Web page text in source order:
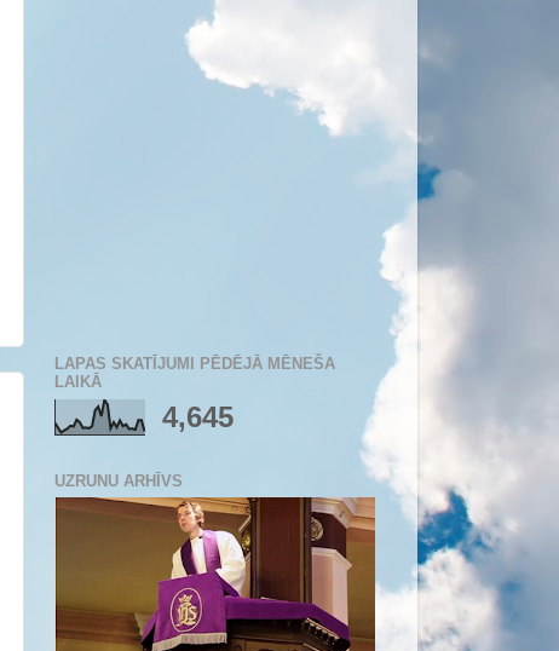
LAPAS SKATĪJUMI PĒDĒJĀ MĒNEŠA
LAIKĀ
4,645
UZRUNU ARHĪVS